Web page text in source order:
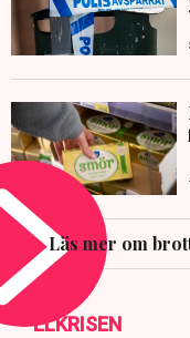
Läs mer om
ELKRISEN